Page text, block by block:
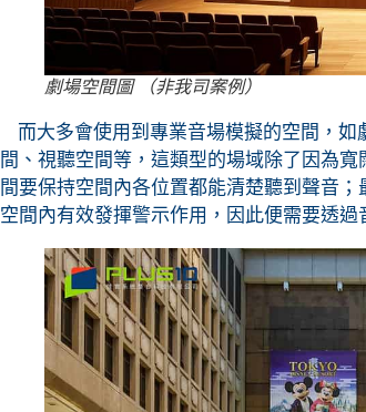
劇場空間圖 （非我司案例）
而大多會使用到專業音場模擬的空間，如
間、視聽空間等，這類型的場域除了因為
間要保持空間內各位置都能清楚聽到聲音
空間內有效發揮警示作用，因此便需要透